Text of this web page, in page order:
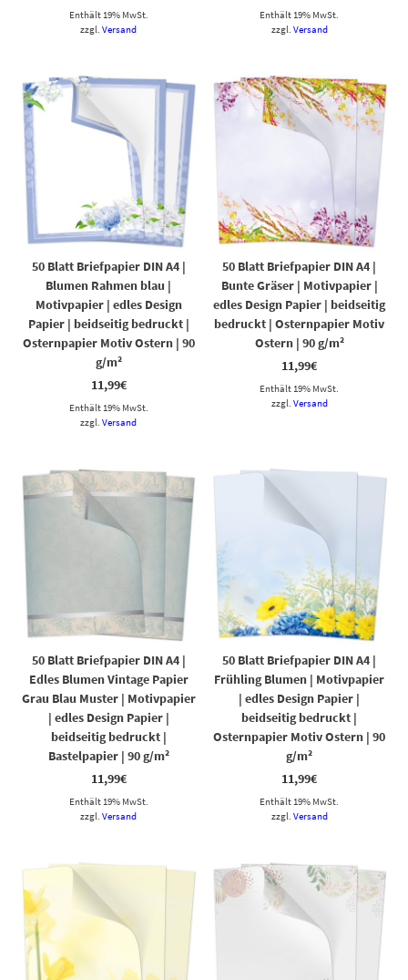
Enthält 19% MwSt.
zzgl.Versand
Enthält 19% MwSt.
zzgl. Versand
50 Blatt Briefpapier DIN A4 |
Blumen Rahmen blau |
Motivpapier | edles Design
Papier | beidseitig bedruckt |
Osternpapier Motiv Ostern | 90
g/m²
11,99€
Enthält 19% MwSt.
zzgl.Versand
50 Blatt Briefpapier DIN A4 |
Bunte Gräser | Motivpapier |
edles Design Papier | beidseitig
bedruckt | Osternpapier Motiv
Ostern | 90 g/m²
11,99€
Enthält 19% MwSt.
zzgl. Versand
50 Blatt Briefpapier DIN A4 |
Edles Blumen Vintage Papier
Grau Blau Muster | Motivpapier
| edles Design Papier |
beidseitig bedruckt |
Bastelpapier | 90 g/m²
11,99€
Enthält 19% MwSt.
zzgl.Versand
50 Blatt Briefpapier DIN A4 |
Frühling Blumen | Motivpapier
| edles Design Papier |
beidseitig bedruckt |
Osternpapier Motiv Ostern | 90
g/m²
11,99€
Enthält 19% MwSt.
zzgl. Versand